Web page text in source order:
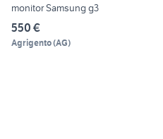
monitor Samsung g3
550 €
Agrigento(AG)